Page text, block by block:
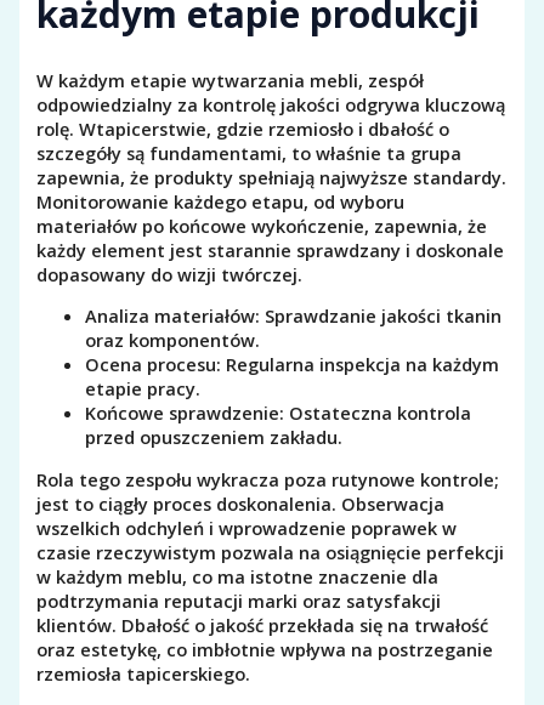
każdym etapie produkcji
W każdym etapie wytwarzania mebli, zespół
odpowiedzialny za kontrolę jakości odgrywa kluczową
rolę. Wtapicerstwie, gdzie rzemiosło i dbałość o
szczegóły są fundamentami, to właśnie ta grupa
zapewnia, że produkty spełniają najwyższe standardy.
Monitorowanie każdego etapu, od wyboru
materiałów po końcowe wykończenie, zapewnia, że
każdy element jest starannie sprawdzany i doskonale
dopasowany do wizji twórczej.
Analiza materiałów: Sprawdzanie jakości tkanin
oraz komponentów.
Ocena procesu: Regularna inspekcja na każdym
etapie pracy.
Końcowe sprawdzenie: Ostateczna kontrola
przed opuszczeniem zakładu.
Rola tego zespołu wykracza poza rutynowe kontrole;
jest to ciągły proces doskonalenia. Obserwacja
wszelkich odchyleń i wprowadzenie poprawek w
czasie rzeczywistym pozwala na osiągnięcie perfekcji
w każdym meblu, co ma istotne znaczenie dla
podtrzymania reputacji marki oraz satysfakcji
klientów. Dbałość o jakość przekłada się na trwałość
oraz estetykę, co imbłotnie wpływa na postrzeganie
rzemiosła tapicerskiego.